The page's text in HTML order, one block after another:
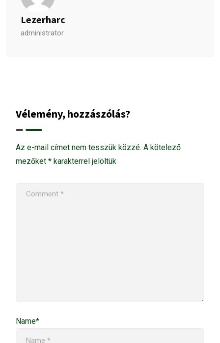
Lezerharc
administrator
Vélemény, hozzászólás?
Az e-mail címet nem tesszük közzé. A kötelező
mezőket * karakterrel jelöltük
Name*